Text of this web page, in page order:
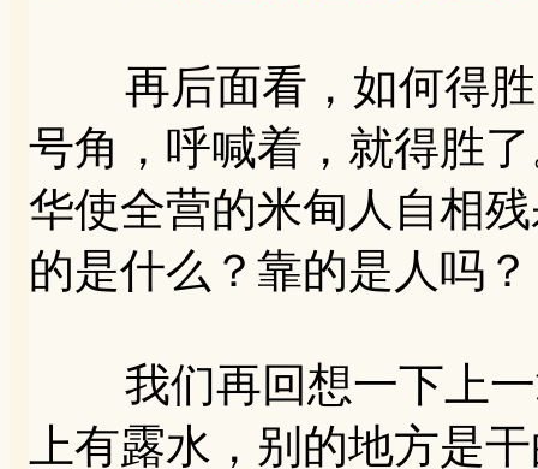
再后面看，如何得胜
号角，呼喊着，就得胜
华使全营的米甸人自相
的是什么？靠的是人吗？
我们再回想一下上一
上有露水，别的地方是